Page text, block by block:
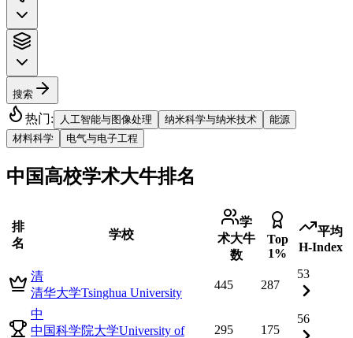
搜索
热门: 人工智能与图像处理 纳米科学与纳米技术
能源
材料科学
电气与电子工程
中国高校学术大牛排名
排
名
学校
学
术大牛
数
Top
1%
平均
H-Index
清
清华大学Tsinghua University
445 287
53
中
中国科学院大学University of
295 175
56